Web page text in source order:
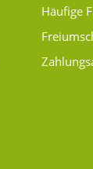
Häufige